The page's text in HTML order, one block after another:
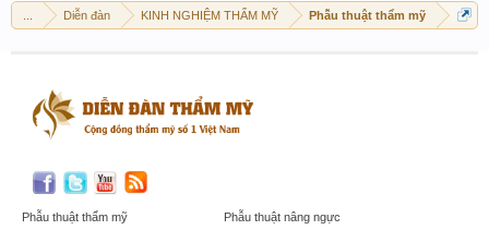
Diễn đàn KINH NGHIỆM THẨM MỸ Phẫu thuật thẩm mỹ
Phẫu thuật thẩm mỹ
Phẫu thuật nâng ngực